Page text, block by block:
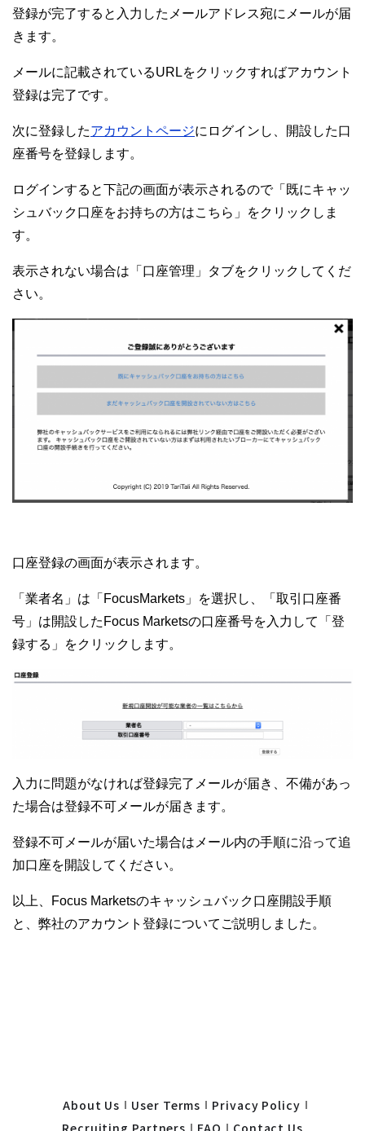
登録が完了すると入力したメールアドレス宛にメールが届
きます。
メールに記載されているURLをクリックすればアカウント
登録は完了です。
次に登録したアカウントページにログインし、開設した口
座番号を登録します。
ログインすると下記の画面が表示されるので「既にキャッ
シュバック口座をお持ちの方はこちら」をクリックしま
す。
表示されない場合は「口座管理」タブをクリックしてくだ
さい。
口座登録の画面が表示されます。
「業者名」は「FocusMarkets」を選択し、「取引口座番
号」は開設したFocus Marketsの口座番号を入力して「登
録する」をクリックします。
入力に問題がなければ登録完了メールが届き、不備があっ
た場合は登録不可メールが届きます。
登録不可メールが届いた場合はメール内の手順に沿って追
加口座を開設してください。
以上、Focus Marketsのキャッシュバック口座開設手順
と、弊社のアカウント登録についてご説明しました。
About Us User Terms
Privacy Policy